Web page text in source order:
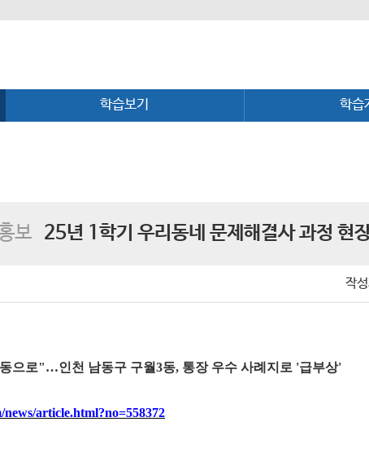
학습보기 학습
보 25년 1학기 우리동네 문제해결사 과정 현
작
으로"…인천 남동구 구월3동, 통장 우수 사례지로 '급부상'
article.html?no=558372